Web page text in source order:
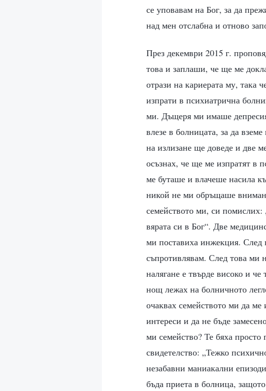
се уповавам на Бог, за да
над мен отслабна и отново
През декември 2015 г.
това и заплаши, че ще ме
отрази на кариерата му, така
изпрати в психиатрична
ми. Дъщеря ми имаше
влезе в болницата, за да
на излизане ще доведе и две
осъзнах, че ще ме изпратят в
ме буташе и влачеше насила
никой не ми обръщаше
семейството ми, си помислих:
вярата си в Бог“. Две
ми поставиха инжекция. След
съпротивлявам. След това ми
налягане е твърде високо и
нощ лежах на болничното
очаквах семейството ми да ме
интереси и да не бъде
ми семейство? Те бяха
свидетелство: „Тежко
незабавни маниакални
бъда приета в болница,